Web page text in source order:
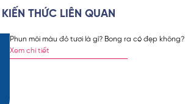
đẹp chuẩn
spa làm đẹp,
hàng tin
THỨC LIÊN QUAN
Phun môi màu đỏ tươi là gì? Bong ra có đẹp không?
Xem chi tiết